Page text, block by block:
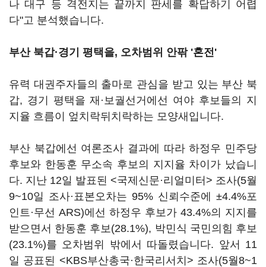
나 대구 등 격전지는 끝까지 판세를 확답하기 어렵
다"고 분석했습니다.
부산 북갑·경기 평택을, 오차범위 안팎 '혼전'
유력 대권주자들의 출마로 관심을 받고 있는 부산 북
갑, 경기 평택을 재·보궐선거에선 여야 후보들의 지
지율 흐름이 엎치락뒤치락하는 모양새입니다.
부산 북갑에선 여론조사 결과에 따라 하정우 민주당
후보와 한동훈 무소속 후보의 지지율 차이가 났습니
다. 지난 12일 발표된 <국제신문·리얼미터> 조사(5월
9~10일 조사·표본오차는 95% 신뢰수준에 ±4.4%포
인트·무선 ARS)에선 하정우 후보가 43.4%의 지지를
받으면서 한동훈 후보(28.1%), 박민식 국민의힘 후보
(23.1%)를 오차범위 밖에서 따돌렸습니다. 앞서 11
일 공표된 <KBS부산총국·한국리서치> 조사(5월8~1